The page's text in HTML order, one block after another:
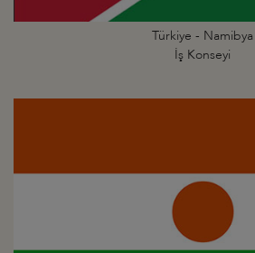
Türkiye - Namibya
İş Konseyi